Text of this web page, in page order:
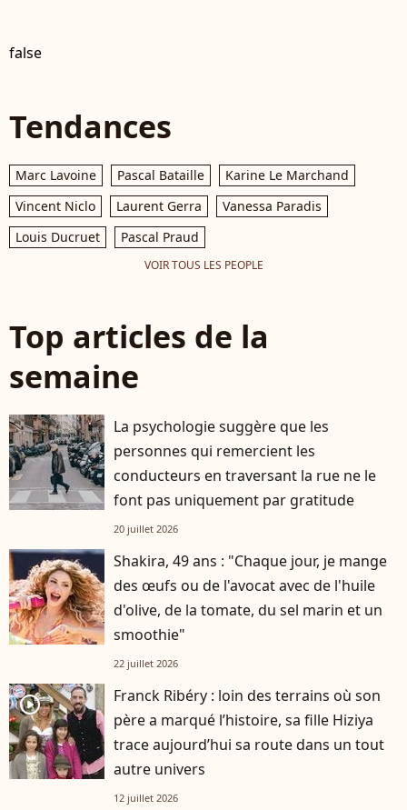
false
Tendances
Marc Lavoine Pascal Bataille
Karine Le Marchand
Vincent Niclo
Laurent Gerra
Vanessa Paradis
Louis Ducruet
Pascal Praud
VOIR TOUS LES PEOPLE
Top articles de la
semaine
La psychologie suggère que les
personnes qui remercient les
conducteurs en traversant la rue ne le
font pas uniquement par gratitude
20 juillet 2026
Shakira, 49 ans : "Chaque jour, je mange
des œufs ou de l'avocat avec de l'huile
d'olive, de la tomate, du sel marin et un
smoothie"
22 juillet 2026
player2
Franck Ribéry : loin des terrains où son
père a marqué l’histoire, sa fille Hiziya
trace aujourd’hui sa route dans un tout
autre univers
12 juillet 2026